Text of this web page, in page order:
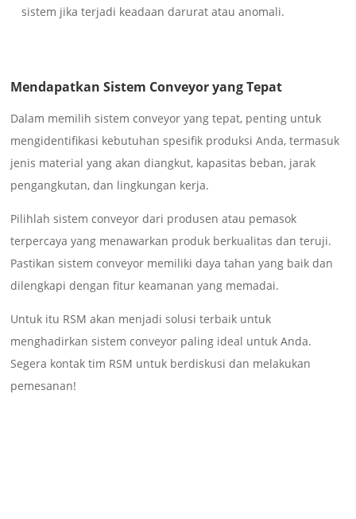
sistem jika terjadi keadaan darurat atau anomali.
Mendapatkan Sistem Conveyor yang Tepat
Dalam memilih sistem conveyor yang tepat, penting untuk
mengidentifikasi kebutuhan spesifik produksi Anda, termasuk
jenis material yang akan diangkut, kapasitas beban, jarak
pengangkutan, dan lingkungan kerja.
Pilihlah sistem conveyor dari produsen atau pemasok
terpercaya yang menawarkan produk berkualitas dan teruji.
Pastikan sistem conveyor memiliki daya tahan yang baik dan
dilengkapi dengan fitur keamanan yang memadai.
Untuk itu RSM akan menjadi solusi terbaik untuk
menghadirkan sistem conveyor paling ideal untuk Anda.
Segera kontak tim RSM untuk berdiskusi dan melakukan
pemesanan!